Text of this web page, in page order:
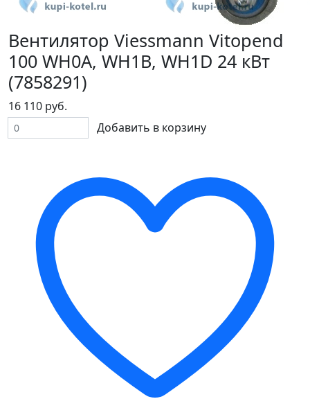
Вентилятор Viessmann Vitopend
100 WH0A, WH1B, WH1D 24 кВт
(7858291)
16 110 руб.
Добавить в корзину